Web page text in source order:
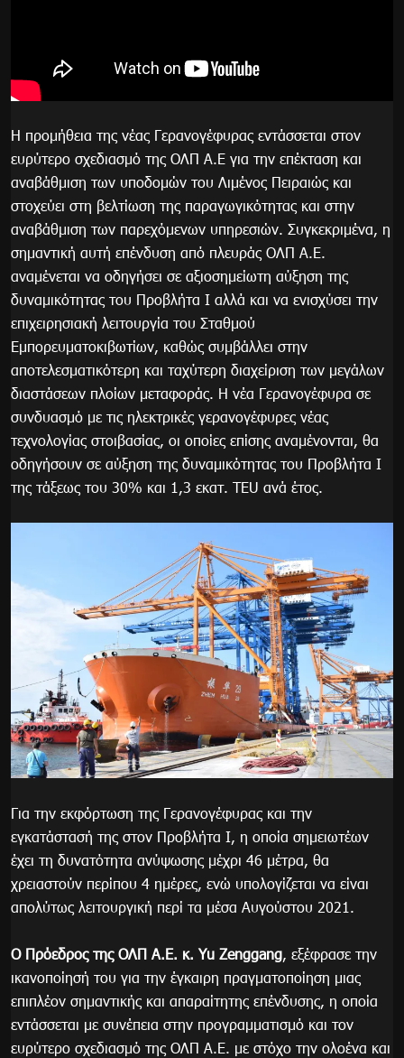
Η προμήθεια της νέας Γερανογέφυρας εντάσσεται στον
ευρύτερο σχεδιασμό της ΟΛΠ Α.Ε για την επέκταση και
αναβάθμιση των υποδομών του Λιμένος Πειραιώς και
στοχεύει στη βελτίωση της παραγωγικότητας και στην
αναβάθμιση των παρεχόμενων υπηρεσιών. Συγκεκριμένα, η
σημαντική αυτή επένδυση από πλευράς ΟΛΠ Α.Ε.
αναμένεται να οδηγήσει σε αξιοσημείωτη αύξηση της
δυναμικότητας του Προβλήτα Ι αλλά και να ενισχύσει την
επιχειρησιακή λειτουργία του Σταθμού
Εμπορευματοκιβωτίων, καθώς συμβάλλει στην
αποτελεσματικότερη και ταχύτερη διαχείριση των μεγάλων
διαστάσεων πλοίων μεταφοράς. Η νέα Γερανογέφυρα σε
συνδυασμό με τις ηλεκτρικές γερανογέφυρες νέας
τεχνολογίας στοιβασίας, οι οποίες επίσης αναμένονται, θα
οδηγήσουν σε αύξηση της δυναμικότητας του Προβλήτα Ι
της τάξεως του 30% και 1,3 εκατ. TEU ανά έτος.
Για την εκφόρτωση της Γερανογέφυρας και την
εγκατάστασή της στον Προβλήτα Ι, η οποία σημειωτέων
έχει τη δυνατότητα ανύψωσης μέχρι 46 μέτρα, θα
χρειαστούν περίπου 4 ημέρες, ενώ υπολογίζεται να είναι
απολύτως λειτουργική περί τα μέσα Αυγούστου 2021.
Ο Πρόεδρος της ΟΛΠ Α.Ε. κ. Yu Zenggang, εξέφρασε την
ικανοποίησή του για την έγκαιρη πραγματοποίηση μιας
επιπλέον σημαντικής και απαραίτητης επένδυσης, η οποία
εντάσσεται με συνέπεια στην προγραμματισμό και τον
ευρύτερο σχεδιασμό της ΟΛΠ Α.Ε. με στόχο την ολοένα και